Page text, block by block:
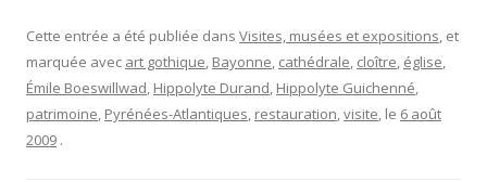
Cette entrée a été publiée dans Visites, musées et expositions, et
marquée avec art gothique, Bayonne, cathédrale, cloître, église,
Émile Boeswillwad, Hippolyte Durand, Hippolyte Guichenné,
patrimoine, Pyrénées-Atlantiques, restauration,visite, le 6 août
2009 .